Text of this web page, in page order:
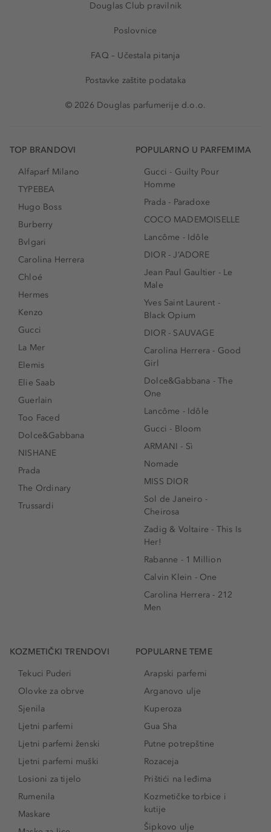
Douglas Club pravilnik
Poslovnice
FAQ – Učestala pitanja
Postavke zaštite podataka
© 2026 Douglas parfumerije d.o.o.
TOP BRANDOVI
Alfaparf Milano
TYPEBEA
Hugo Boss
Burberry
Bvlgari
Carolina Herrera
Chloé
Hermes
Kenzo
Gucci
La Mer
Elemis
Elie Saab
Guerlain
Too Faced
Dolce&Gabbana
NISHANE
Prada
The Ordinary
Trussardi
POPULARNO U PARFEMIMA
Gucci - Guilty Pour
Homme
Prada - Paradoxe
COCO MADEMOISELLE
Lancôme - Idôle
DIOR - J’ADORE
Jean Paul Gaultier - Le
Male
Yves Saint Laurent -
Black Opium
DIOR - SAUVAGE
Carolina Herrera - Good
Girl
Dolce&Gabbana - The
One
Lancôme - Idôle
Gucci - Bloom
ARMANI - Sì
Nomade
MISS DIOR
Sol de Janeiro -
Cheirosa
Zadig & Voltaire - This Is
Her!
Rabanne - 1 Million
Calvin Klein - One
Carolina Herrera - 212
Men
KOZMETIČKI TRENDOVI
Tekuci Puderi
Olovke za obrve
Sjenila
Ljetni parfemi
Ljetni parfemi ženski
Ljetni parfemi muški
Losioni za tijelo
Rumenila
Maskare
POPULARNE TEME
Arapski parfemi
Arganovo ulje
Kuperoza
Gua Sha
Putne potrepštine
Rozaceja
Prištići na leđima
Kozmetičke torbice i
kutije
Šipkovo ulje